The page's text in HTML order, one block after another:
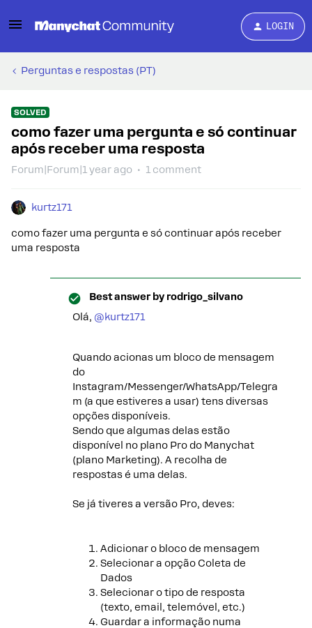
LOGIN
Perguntas e respostas (PT)
SOLVED
como fazer uma pergunta e só continuar
após receber uma resposta
Forum|Forum|1 year ago 1 comment
kurtz171
como fazer uma pergunta e só continuar após receber
uma resposta
Best answer by rodrigo_silvano
Olá, ​ @kurtz171
Quando acionas um bloco de mensagem
do
Instagram/Messenger/WhatsApp/Telegra
m (a que estiveres a usar) tens diversas
opções disponíveis.
Sendo que algumas delas estão
disponível no plano Pro do Manychat
(plano Marketing). A recolha de
respostas é uma delas.
Se já tiveres a versão Pro, deves:
Adicionar o bloco de mensagem
Selecionar a opção Coleta de
Dados
Selecionar o tipo de resposta
(texto, email, telemóvel, etc.)
Guardar a informação numa